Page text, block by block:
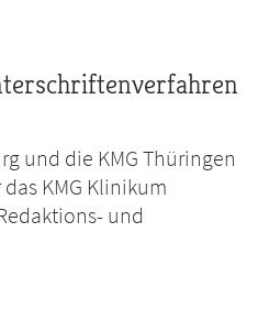
und die KMG Thüringen
KMG Klinikum
und